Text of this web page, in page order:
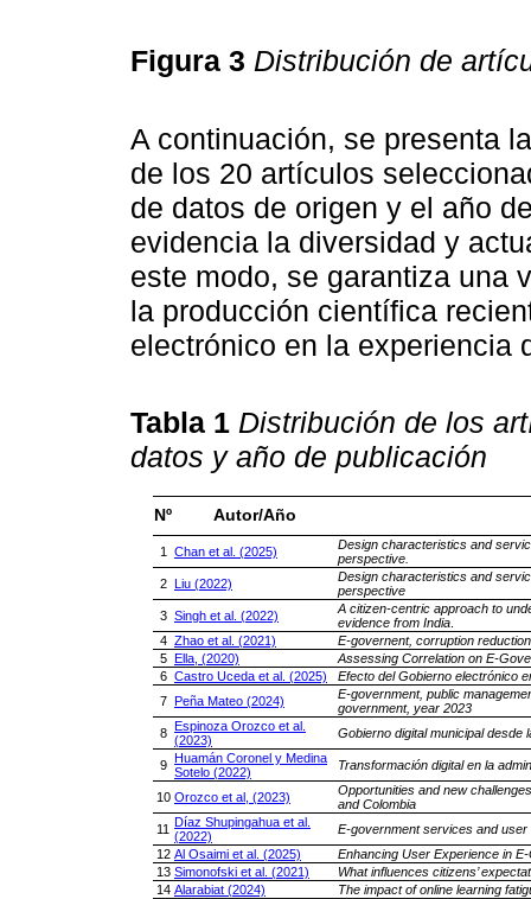
Figura 3 Distribución de
A continuación, se presenta
de los 20 artículos
de datos de origen y el año
evidencia la diversidad y
este modo, se garantiza una
la producción científica
electrónico en la experiencia
Tabla 1 Distribución de los
datos y año de publicación
Nº Autor/Año
1 Chan et al. (2025)
Design characteristics and
perspective.
2
Liu (2022)
Design characteristics and
perspective
3 Singh et al. (2022)
A citizen-centric approach to
evidence from India
4 Zhao et al. (2021)
E-governent, corruption
5
Ella, (2020)
Assessing Correlation on E-
6 Castro Uceda et al. (2025)
Efecto del Gobierno electrónico
7
Peña Mateo (2024)
E-government, public
government, year 2023
8
Espinoza Orozco et al.
(2023)
Gobierno digital municipal desde
9
Huamán Coronel y Medina
Sotelo (2022)
Transformación digital en la
10 Orozco et al, (2023)
Opportunities and new
and Colombia
11
Díaz Shupingahua et al.
(2022)
E-government services and user
12 Al Osaimi et al. (2025)
Enhancing User Experience in
13 Simonofski et al. (2021)
What influences citizens’
14 Alarabiat (2024)
The impact of online learning